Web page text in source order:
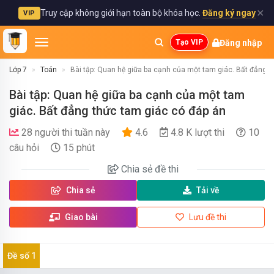
VIP Truy cập không giới hạn toàn bộ khóa học. Đăng ký ngay✕
Tạo VIP Đăng nhập
Lớp 7 Toán Bài tập: Quan hệ giữa ba cạnh của một tam giác. Bất đẳng
Bài tập: Quan hệ giữa ba cạnh của một tam
giác. Bất đẳng thức tam giác có đáp án
28 người thi tuần này 4.6 4.8 K lượt thi
10
câu hỏi
15 phút
Chia sẻ đề thi
Chia sẻ
Giao bài
Tải về
Lưu đề thi
Đề số 1